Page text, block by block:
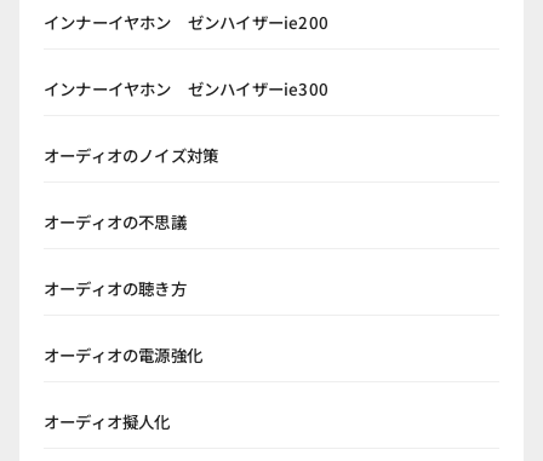
インナーイヤホン ゼンハイザーie200
インナーイヤホン ゼンハイザーie300
オーディオのノイズ対策
オーディオの不思議
オーディオの聴き方
オーディオの電源強化
オーディオ擬人化